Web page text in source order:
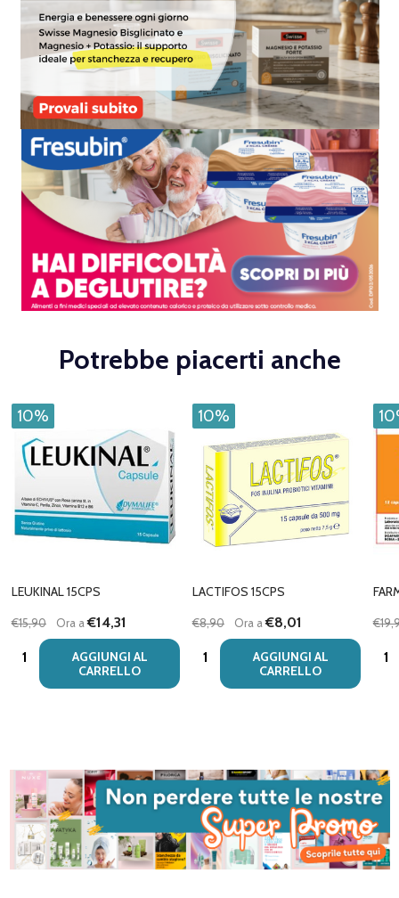
Potrebbe piacerti anche
10%
LEUKINAL 15CPS
€15,90 Ora a€14,31
Quantità:
AGGIUNGI AL
CARRELLO
10%
LACTIFOS 15CPS
€8,90 Ora a€8,01
Quantità:
AGGIUNGI AL
CARRELLO